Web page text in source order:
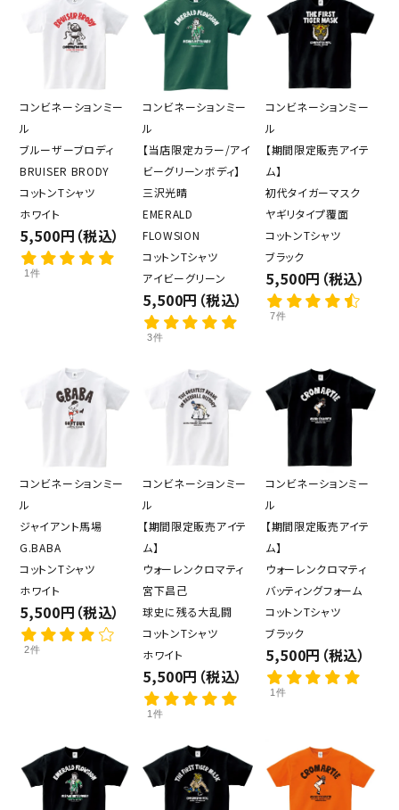
コンビネーションミー
ル
ブルーザーブロディ
BRUISER BRODY
コットンTシャツ
ホワイト
5,500円（税込）
1件
コンビネーションミー
ル
【当店限定カラー/アイ
ビーグリーンボディ】
三沢光晴
EMERALD
FLOWSION
コットンTシャツ
アイビーグリーン
5,500円（税込）
3件
コンビネーションミー
ル
【期間限定販売アイテ
ム】
初代タイガーマスク
ヤギリタイプ覆面
コットンTシャツ
ブラック
5,500円（税込）
7件
コンビネーションミー
ル
ジャイアント馬場
G.BABA
コットンTシャツ
ホワイト
5,500円（税込）
2件
コンビネーションミー
ル
【期間限定販売アイテ
ム】
ウォーレンクロマティ
宮下昌己
球史に残る大乱闘
コットンTシャツ
ホワイト
5,500円（税込）
1件
コンビネーションミー
ル
【期間限定販売アイテ
ム】
ウォーレンクロマティ
バッティングフォーム
コットンTシャツ
ブラック
5,500円（税込）
1件